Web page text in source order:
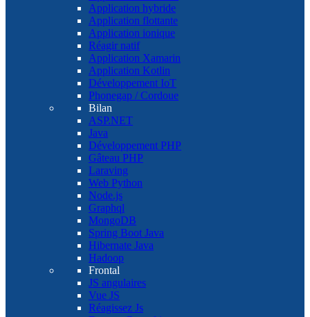
Application hybride
Application flottante
Application ionique
Réagir natif
Application Xamarin
Application Kotlin
Développement IoT
Phonegap / Cordoue
Bilan
ASP.NET
Java
Développement PHP
Gâteau PHP
Laraving
Web Python
Node.js
Graphql
MongoDB
Spring Boot Java
Hibernate Java
Hadoop
Frontal
JS angulaires
Vue JS
Réagissez Js